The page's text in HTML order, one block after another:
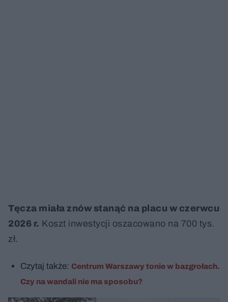
Tęcza miała znów stanąć na placu w czerwcu
2026 r. Koszt inwestycji oszacowano na 700 tys.
zł.
Czytaj także: Centrum Warszawy tonie w bazgrołach.
Czy na wandali nie ma sposobu?